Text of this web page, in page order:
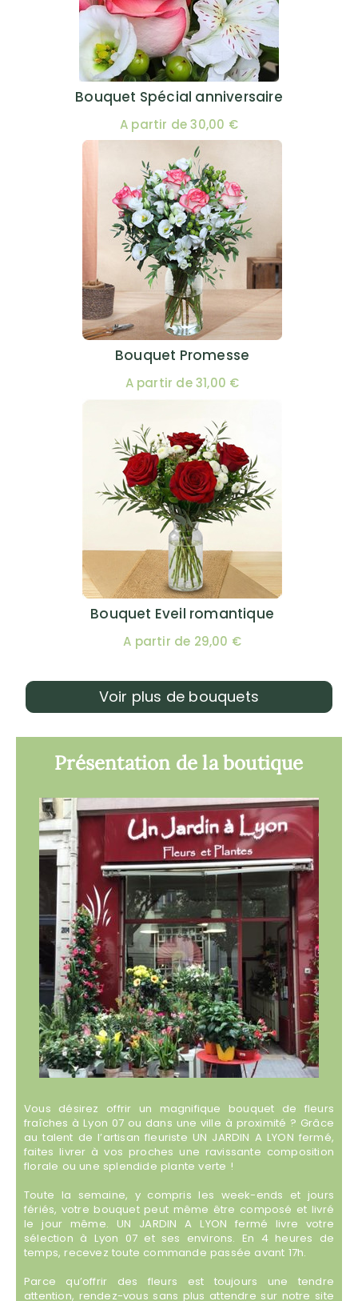
Bouquet Spécial anniversaire
A partir de 30,00 €
Bouquet Promesse
A partir de 31,00 €
Bouquet Eveil romantique
A partir de 29,00 €
Voir plus de bouquets
Présentation de la boutique
Vous désirez offrir un magnifique bouquet de fleurs
fraîches à Lyon 07 ou dans une ville à proximité ? Grâce
au talent de l’artisan fleuriste UN JARDIN A LYON fermé,
faites livrer à vos proches une ravissante composition
florale ou une splendide plante verte !
Toute la semaine, y compris les week-ends et jours
fériés, votre bouquet peut même être composé et livré
le jour même. UN JARDIN A LYON fermé livre votre
sélection à Lyon 07 et ses environs. En 4 heures de
temps, recevez toute commande passée avant 17h.
Parce qu’offrir des fleurs est toujours une tendre
attention, rendez-vous sans plus attendre sur notre site